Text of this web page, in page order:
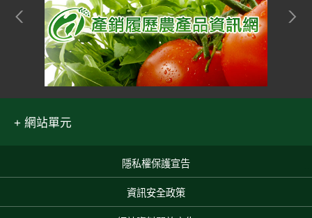
網站單元
隱私權保護宣告
資訊安全政策